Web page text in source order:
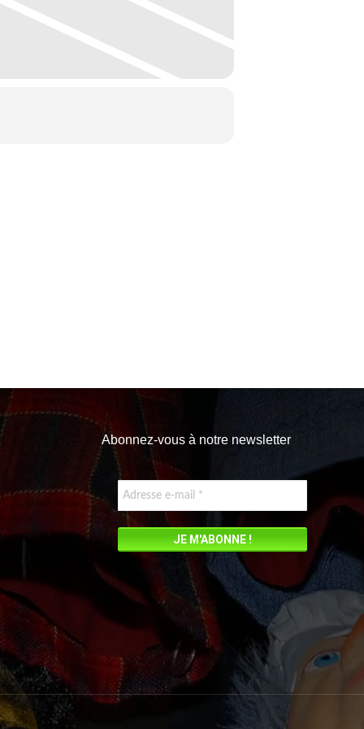
Abonnez-vous à notre newsletter